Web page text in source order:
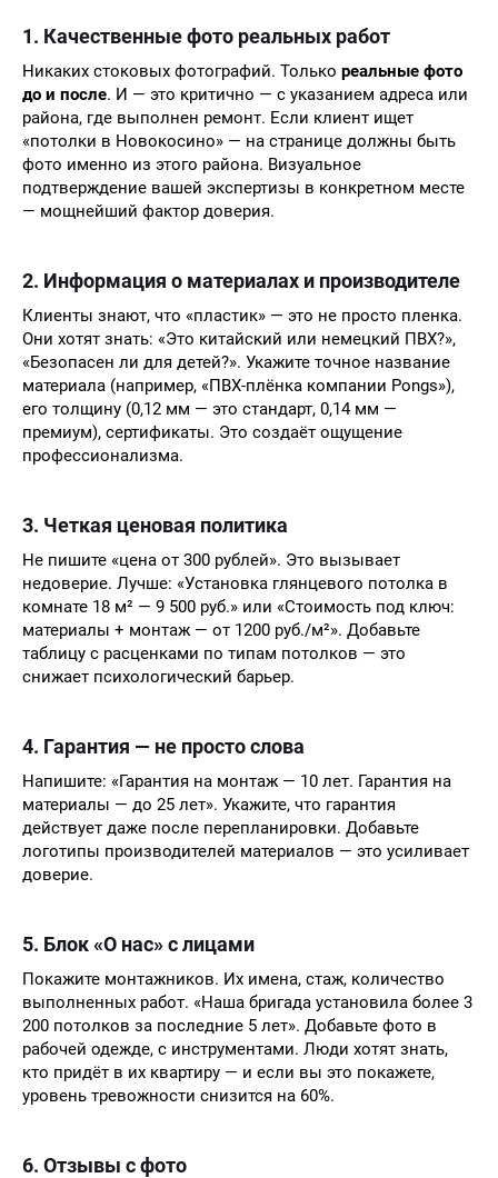
1. Качественные фото реальных работ
Никаких стоковых фотографий. Только реальные фото
до и после. И — это критично — с указанием адреса или
района, где выполнен ремонт. Если клиент ищет
«потолки в Новокосино» — на странице должны быть
фото именно из этого района. Визуальное
подтверждение вашей экспертизы в конкретном месте
— мощнейший фактор доверия.
2. Информация о материалах и производителе
Клиенты знают, что «пластик» — это не просто пленка.
Они хотят знать: «Это китайский или немецкий ПВХ?»,
«Безопасен ли для детей?». Укажите точное название
материала (например, «ПВХ-плёнка компании Pongs»),
его толщину (0,12 мм — это стандарт, 0,14 мм —
премиум), сертификаты. Это создаёт ощущение
профессионализма.
3. Четкая ценовая политика
Не пишите «цена от 300 рублей». Это вызывает
недоверие. Лучше: «Установка глянцевого потолка в
комнате 18 м² — 9 500 руб.» или «Стоимость под ключ:
материалы + монтаж — от 1200 руб./м²». Добавьте
таблицу с расценками по типам потолков — это
снижает психологический барьер.
4. Гарантия — не просто слова
Напишите: «Гарантия на монтаж — 10 лет. Гарантия на
материалы — до 25 лет». Укажите, что гарантия
действует даже после перепланировки. Добавьте
логотипы производителей материалов — это усиливает
доверие.
5. Блок «О нас» с лицами
Покажите монтажников. Их имена, стаж, количество
выполненных работ. «Наша бригада установила более 3
200 потолков за последние 5 лет». Добавьте фото в
рабочей одежде, с инструментами. Люди хотят знать,
кто придёт в их квартиру — и если вы это покажете,
уровень тревожности снизится на 60%.
6. Отзывы с фото